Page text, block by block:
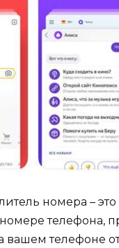
номера – это
телефона,
вашем телефоне